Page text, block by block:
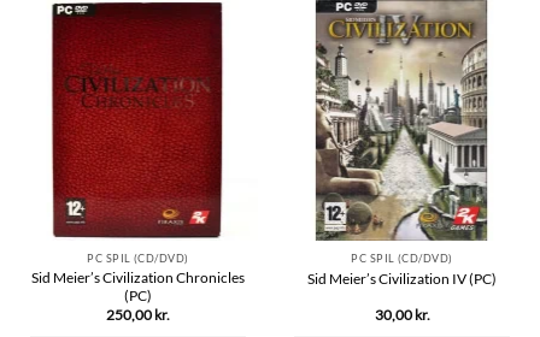
PC SPIL (CD/DVD)
Sid Meier’s Civilization Chronicles
(PC)
250,00 kr.
PC SPIL (CD/DVD)
Sid Meier’s Civilization IV (PC)
30,00 kr.